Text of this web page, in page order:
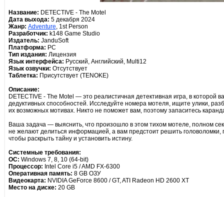
Название: DETECTIVE - The Motel
Дата выхода: 5 декабря 2024
Жанр: Adventure, 1st Person
Разработчик: k148 Game Studio
Издатель: JanduSoft
Платформа: PC
Тип издания: Лицензия
Язык интерфейса: Русский, Английский, Multi12
Язык озвучки: Отсутствует
Таблетка: Присутствует (TENOKE)
Описание:
DETECTIVE - The Motel — это реалистичная детективная игра, в которой
дедуктивных способностей. Исследуйте номера мотеля, ищите улики,
их возможных мотивах. Никто не поможет вам, поэтому запаситесь
Ваша задача — выяснить, что произошло в этом тихом мотеле, полном
не желают делиться информацией, а вам предстоит решить головоломки,
чтобы раскрыть тайну и установить истину.
Системные требования:
ОС: Windows 7, 8, 10 (64-bit)
Процессор: Intel Core i5 / AMD FX-6300
Оперативная память: 8 GB ОЗУ
Видеокарта: NVIDIA GeForce 8600 / GT, ATI Radeon HD 2600 XT
Место на диске: 20 GB